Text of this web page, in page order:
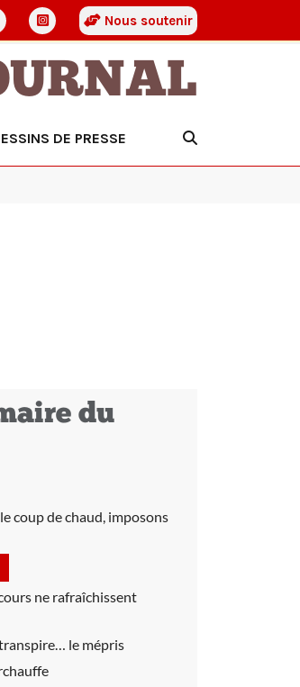
Nous soutenir
DE PRESSE
du
coup de chaud, imposons
ne rafraîchissent
le mépris